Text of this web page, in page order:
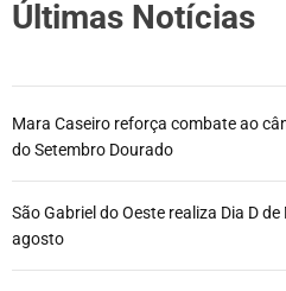
Últimas Notícias
Mara Caseiro reforça combate ao
do Setembro Dourado
São Gabriel do Oeste realiza Dia D
agosto